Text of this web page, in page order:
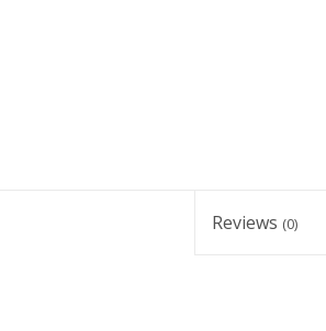
Reviews (0)